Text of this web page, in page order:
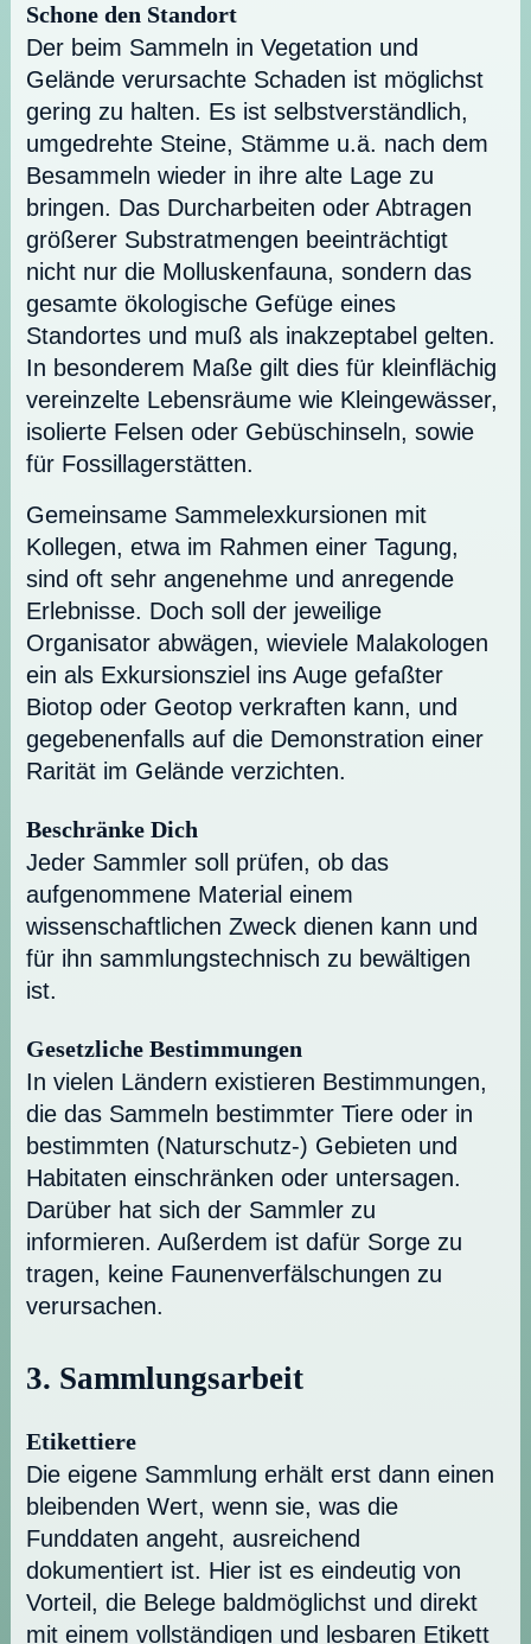
Schone den Standort
Der beim Sammeln in Vegetation und
Gelände verursachte Schaden ist möglichst
gering zu halten. Es ist selbstverständlich,
umgedrehte Steine, Stämme u.ä. nach dem
Besammeln wieder in ihre alte Lage zu
bringen. Das Durcharbeiten oder Abtragen
größerer Substratmengen beeinträchtigt
nicht nur die Molluskenfauna, sondern das
gesamte ökologische Gefüge eines
Standortes und muß als inakzeptabel gelten.
In besonderem Maße gilt dies für kleinflächig
vereinzelte Lebensräume wie Kleingewässer,
isolierte Felsen oder Gebüschinseln, sowie
für Fossillagerstätten.
Gemeinsame Sammelexkursionen mit
Kollegen, etwa im Rahmen einer Tagung,
sind oft sehr angenehme und anregende
Erlebnisse. Doch soll der jeweilige
Organisator abwägen, wieviele Malakologen
ein als Exkursionsziel ins Auge gefaßter
Biotop oder Geotop verkraften kann, und
gegebenenfalls auf die Demonstration einer
Rarität im Gelände verzichten.
Beschränke Dich
Jeder Sammler soll prüfen, ob das
aufgenommene Material einem
wissenschaftlichen Zweck dienen kann und
für ihn sammlungstechnisch zu bewältigen
ist.
Gesetzliche Bestimmungen
In vielen Ländern existieren Bestimmungen,
die das Sammeln bestimmter Tiere oder in
bestimmten (Naturschutz-) Gebieten und
Habitaten einschränken oder untersagen.
Darüber hat sich der Sammler zu
informieren. Außerdem ist dafür Sorge zu
tragen, keine Faunenverfälschungen zu
verursachen.
3. Sammlungsarbeit
Etikettiere
Die eigene Sammlung erhält erst dann einen
bleibenden Wert, wenn sie, was die
Funddaten angeht, ausreichend
dokumentiert ist. Hier ist es eindeutig von
Vorteil, die Belege baldmöglichst und direkt
mit einem vollständigen und lesbaren Etikett